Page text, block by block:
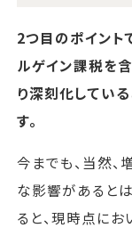
2つ目のポイント
ルゲイン課税を
り深刻化してい
す。
今までも、当然、
な影響があると
ると、現時点にお